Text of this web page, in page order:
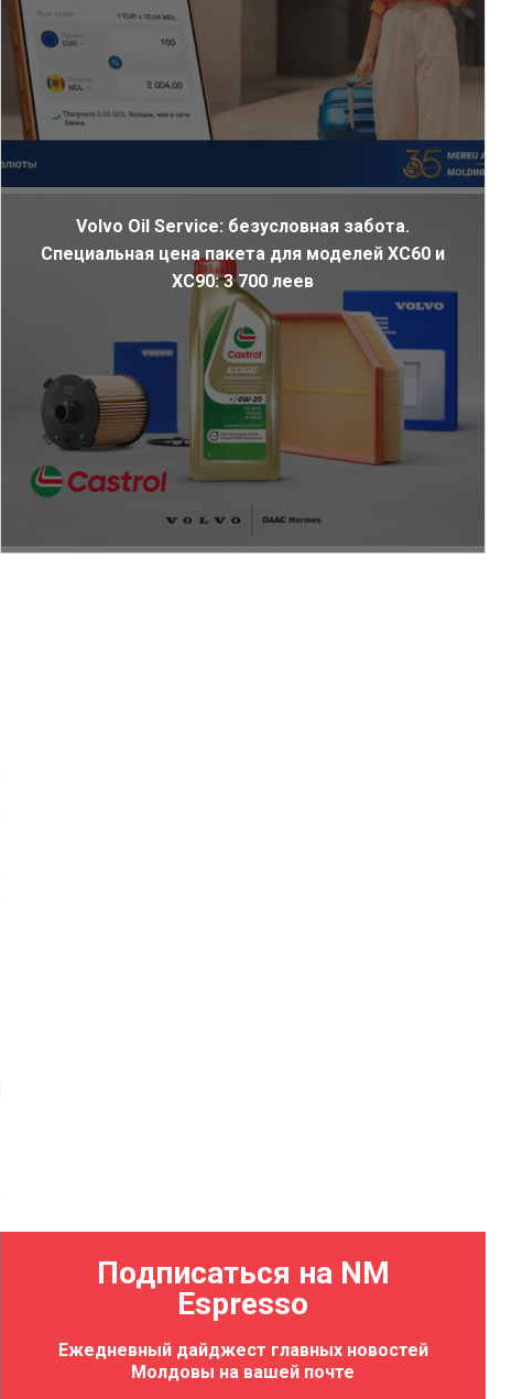
Volvo Oil Service: безусловная забота.
Специальная цена пакета для моделей XC60 и
XC90: 3 700 леев
Подписаться на NM
Espresso
Ежедневный дайджест главных новостей
Молдовы на вашей почте